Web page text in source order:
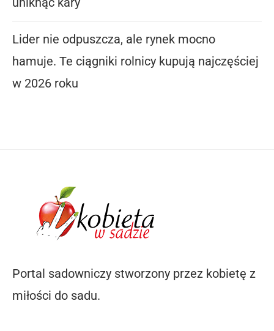
Lider nie odpuszcza, ale rynek mocno
hamuje. Te ciągniki rolnicy kupują najczęściej
w 2026 roku
Portal sadowniczy stworzony przez kobietę z
miłości do sadu.